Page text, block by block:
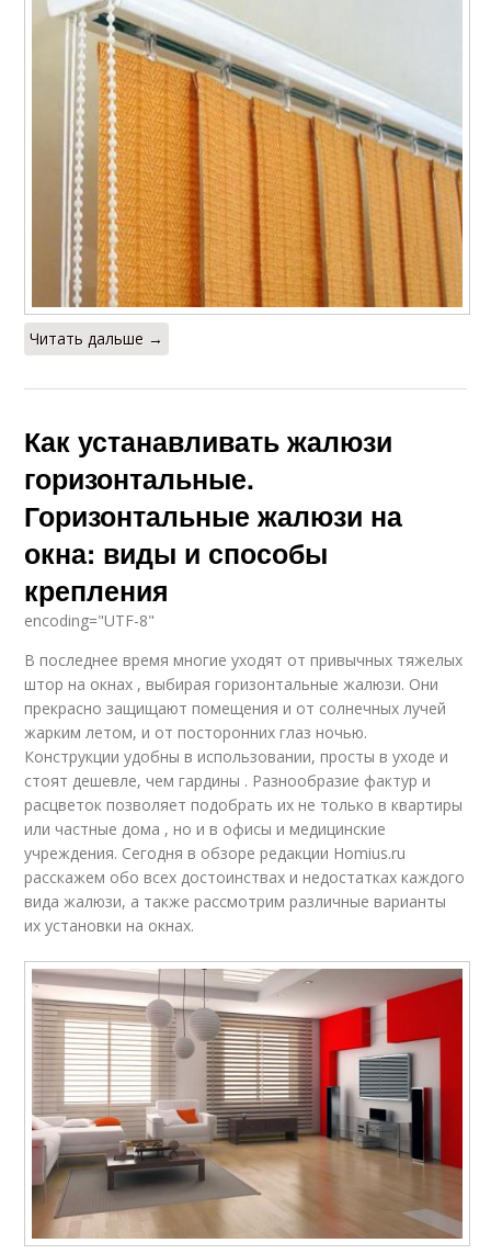
Читать дальше →
Как устанавливать жалюзи
горизонтальные.
Горизонтальные жалюзи на
окна: виды и способы
крепления
encoding="UTF-8"
В последнее время многие уходят от привычных тяжелых
штор на окнах , выбирая горизонтальные жалюзи. Они
прекрасно защищают помещения и от солнечных лучей
жарким летом, и от посторонних глаз ночью.
Конструкции удобны в использовании, просты в уходе и
стоят дешевле, чем гардины . Разнообразие фактур и
расцветок позволяет подобрать их не только в квартиры
или частные дома , но и в офисы и медицинские
учреждения. Сегодня в обзоре редакции Homius.ru
расскажем обо всех достоинствах и недостатках каждого
вида жалюзи, а также рассмотрим различные варианты
их установки на окнах.